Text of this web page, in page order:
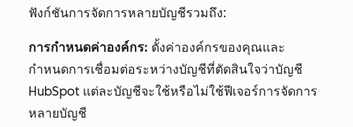
ฟังก์ชันการจัดการหลายบัญชีรวมถึง:
การกำหนดค่าองค์กร: ตั้งค่าองค์กรของคุณและ
กำหนดการเชื่อมต่อระหว่างบัญชีที่ตัดสินใจว่าบัญชี
HubSpot แต่ละบัญชีจะใช้หรือไม่ใช้ฟีเจอร์การจัดการ
หลายบัญชี